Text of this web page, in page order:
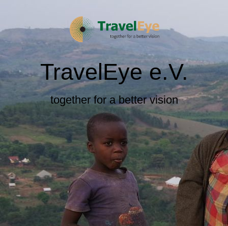
TravelEye e.V.
together for a better vision